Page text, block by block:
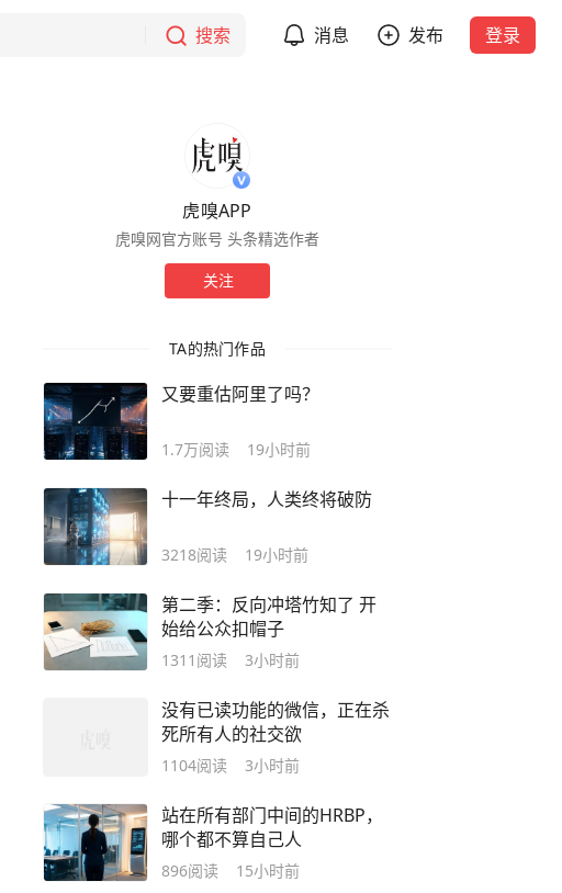
搜索 消息 发布 登录
虎嗅APP
虎嗅网官方账号 头条精选作者
关注
TA的热门作品
又要重估阿里了吗？
1.7万阅读 19小时前
十一年终局，人类终将破防
3218阅读 19小时前
第二季：反向冲塔竹知了 开
始给公众扣帽子
1311 阅读 3小时前
没有已读功能的微信，正在杀
死所有人的社交欲
1104阅读 3小时前
站在所有部门中间的HRBP，
哪个都不算自己人
896阅读 15小时前